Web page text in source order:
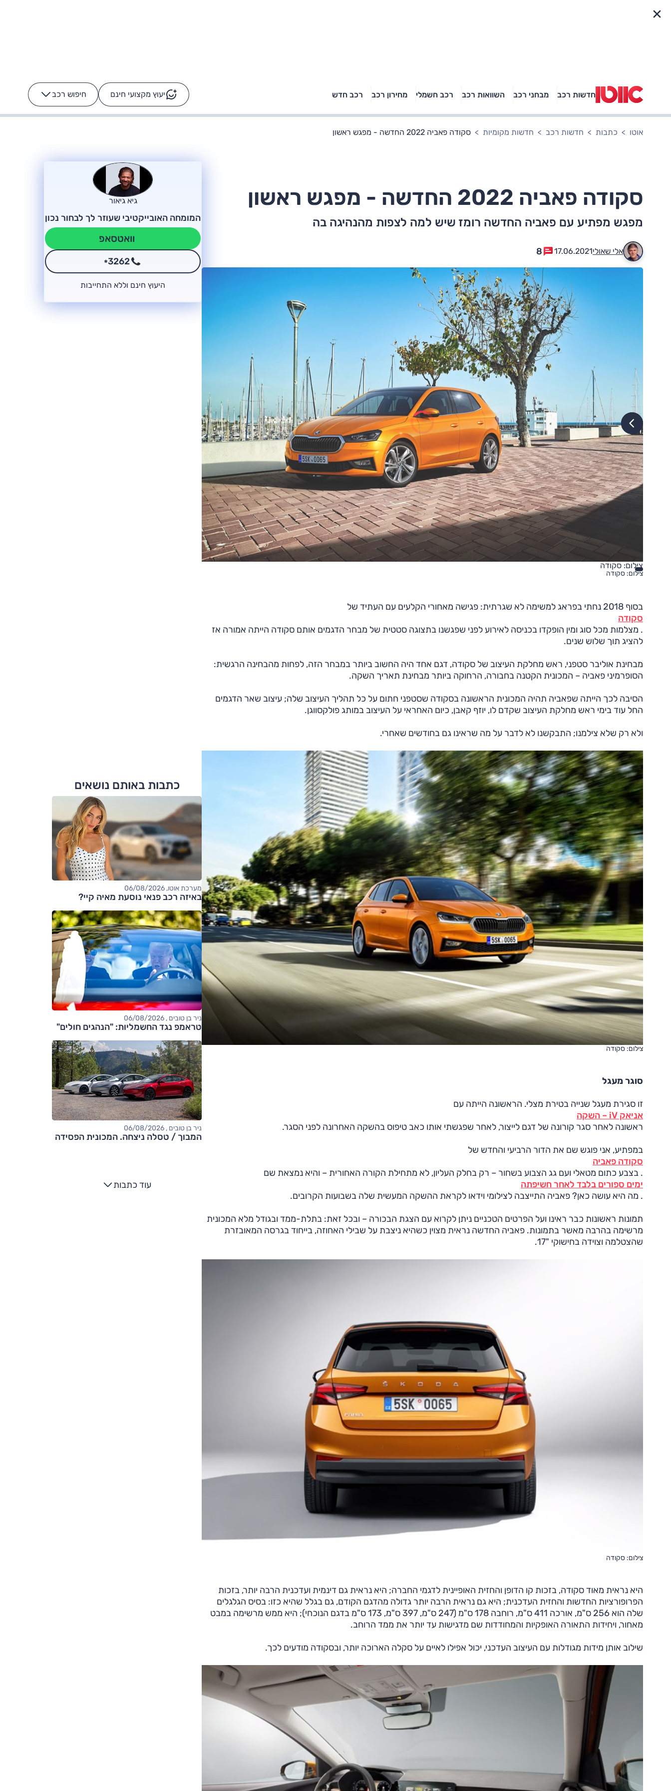
חדשות רכב מבחני רכב השוואות רכב רכב חשמלי מחירון רכב רכב חדש יעוץ מקצועי חינם חיפוש רכב -
באיזה רכב פנאי נוסעת
טויוטה ראב 4, קיה
ספורטאז' לונג ויונדאי
הנייר ועל הכביש
רכבי הסלבס: על מה נוסע
הרכב לא מתקלקל. המסך
כן
אוטו כתבות חדשות רכב חדשות מקומיות סקודה פאביה 2022 החדשה - מפגש ראשון
סקודה פאביה 2022 החדשה - מפגש ראשון
מפגש מפתיע עם פאביה החדשה רומז שיש למה לצפות מהנהיגה בה
אלי שאולי17.06.2021
8
צילום: סקודה
צילום: סקודה
בסוף 2018 נחתי בפראג למשימה לא שגרתית: פגישה מאחורי הקלעים עם העתיד של
סקודה
. מצלמות מכל סוג ומין הופקדו בכניסה לאירוע לפני שפגשנו בתצוגה סטטית של מבחר הדגמים אותם סקודה הייתה אמורה אז
להציג תוך שלוש שנים.
מבחינת אוליבר סטפני, ראש מחלקת העיצוב של סקודה, דגם אחד היה החשוב ביותר במבחר הזה, לפחות מהבחינה הרגשית:
הסופרמיני פאביה – המכונית הקטנה בחבורה, הרחוקה ביותר מבחינת תאריך השקה.
הסיבה לכך הייתה שפאביה תהיה המכונית הראשונה בסקודה שסטפני חתום על כל תהליך העיצוב שלה; עיצוב שאר הדגמים
החל עוד בימי ראש מחלקת העיצוב שקדם לו, יוזף קאבן, כיום האחראי על העיצוב במותג פולקסווגן.
ולא רק שלא צילמנו; התבקשנו לא לדבר על מה שראינו גם בחודשים שאחרי.
צילום: סקודה
סוגר מעגל
זו סגירת מעגל שנייה בטירת מצלי. הראשונה הייתה עם
אניאק iV – השקה
ראשונה לאחר סגר קורונה של דגם לייצור, לאחר שפגשתי אותו כאב טיפוס בהשקה האחרונה לפני הסגר.
במפתיע, אני פוגש שם את הדור הרביעי והחדש של
סקודה פאביה
. בצבע כתום מטאלי ועם גג הצבוע בשחור – רק בחלק העליון, לא מתחילת הקורה האחורית – והיא נמצאת שם
ימים ספורים בלבד לאחר חשיפתה
. מה היא עושה כאן? פאביה התייצבה לצילומי וידאו לקראת ההשקה המעשית שלה בשבועות הקרובים.
תמונות ראשונות כבר ראינו ועל הפרטים הטכניים ניתן לקרוא עם הצגת הבכורה – ובכל זאת: בתלת-ממד ובגודל מלא המכונית
מרשימה בהרבה מאשר בתמונות. פאביה החדשה נראית מצוין כשהיא ניצבת על שבילי האחוזה, בייחוד בגרסה המאובזרת
שהצטלמה וצוידה בחישוקי "17.
צילום: סקודה
היא נראית מאוד סקודה, בזכות קו הדופן והחזית האופיינית לדגמי החברה; היא נראית גם דינמית ועדכנית הרבה יותר, בזכות
הפרופורציות החדשות והחזית העדכנית; היא גם נראית הרבה יותר גדולה מהדגם הקודם, גם בגלל שהיא כזו: בסיס הגלגלים
שלה הוא 256 ס"מ, אורכה 411 ס"מ, רוחבה 178 ס"מ (247 ס"מ, 397 ס"מ, 173 ס"מ בדגם הנוכחי); היא ממש מרשימה במבט
מאחור, ויחידות התאורה האופקיות והמחודדות שם מדגישות עד יותר את ממד הרוחב.
שילוב אותן מידות מגודלות עם העיצוב העדכני, יכול אפילו לאיים על סקלה הארוכה יותר, ובסקודה מודעים לכך.
גיא גיאור
המומחה האובייקטיבי שעוזר לך לבחור נכון
וואטסאפ
*3262
היעוץ חינם וללא התחייבות
כתבות באותם נושאים
מערכת אוטו, 06/08/2026
באיזה רכב פנאי נוסעת מאיה קיי?
ניר בן טובים , 06/08/2026
טראמפ נגד החשמליות: "הנהגים חולים"
ניר בן טובים , 06/08/2026
המבוך / טסלה ניצחה. המכונית הפסידה
עוד כתבות